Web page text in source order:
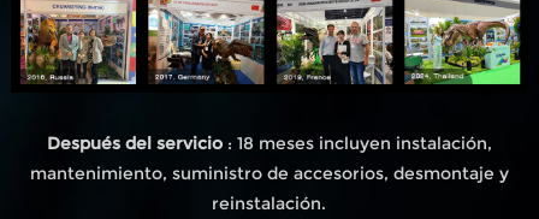
Después del servicio: 18 meses incluyen instalación,
mantenimiento, suministro de accesorios, desmontaje y
reinstalación.